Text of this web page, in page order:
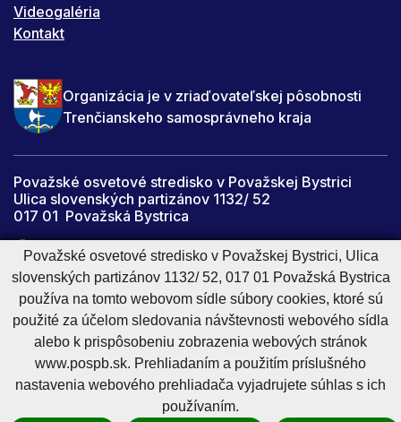
Videogaléria
Kontakt
Organizácia je v zriaďovateľskej pôsobnosti
Trenčianskeho samosprávneho kraja
Považské osvetové stredisko v Považskej Bystrici
Ulica slovenských partizánov 1132/ 52
017 01 Považská Bystrica
IČO: 34059067
DIČ: 2021447142
pospb@pospb.sk
Cookies nastavenieCookies - viac informáciíVyhlásenie o prístupnosti
Technický prevádzkovateľ
Správca obsahu
Považské osvetové stredisko v Považskej Bystrici, Ulica
slovenských partizánov 1132/ 52, 017 01 Považská Bystrica
používa na tomto webovom sídle súbory cookies, ktoré sú
použité za účelom sledovania návštevnosti webového sídla
alebo k prispôsobeniu zobrazenia webových stránok
www.pospb.sk. Prehliadaním a použitím príslušného
nastavenia webového prehliadača vyjadrujete súhlas s ich
používaním.